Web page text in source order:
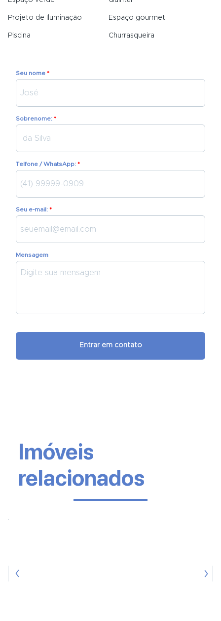
Imóveis
relacionados
Projeto de Iluminação Espaço gourmet
Piscina Churrasqueira
Telfone / WhatsApp:
Mensagem
Seu nome
Sobrenome:
Seu e-mail:
Entrar em contato